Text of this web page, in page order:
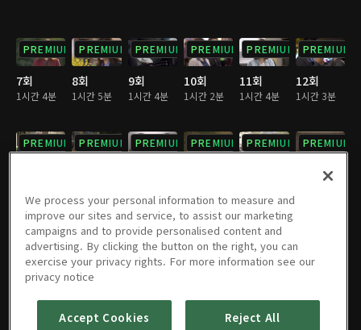
PREMIUM
7회
1시간 4분
PREMIUM
8회
1시간 5분
PREMIUM
9회
1시간 4분
PREMIUM
10회
1시간 2분
PREMIUM
11회
1시간 4분
PREMIUM
12회
1시간 3분
PREMIUM PREMIUM PREMIUM PREMIUM PREMIUM PREMIUM
PREMIUM
19회
1시간 4분
PREMIUM
20회
1시간 4분
PREMIUM
21회
PREMIUM
22회
PREMIUM
23회 24회
We process your personal information to measure and
improve our sites and service, to assist our marketing
campaigns and to provide personalised content and
advertising. By clicking the button on the right, you can
exercise your privacy rights. For more information see our
privacy notice
Accept Cookies Reject All